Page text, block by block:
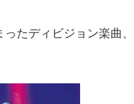
たディビジョン楽曲、